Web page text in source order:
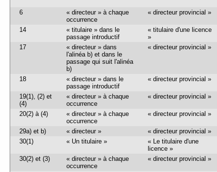
6
« directeur » à chaque
occurrence
« directeur provincial »
14
« titulaire » dans le
passage introductif
« titulaire d'une licence
»
17
« directeur » dans
l'alinéa b) et dans le
passage qui suit l'alinéa
b)
« directeur provincial »
18
« directeur » dans le
passage introductif
« directeur provincial »
19(1), (2) et
(4)
« directeur » à chaque
occurrence
« directeur provincial »
20(2) à (4)
« directeur » à chaque
occurrence
« directeur provincial »
29a) et b) « directeur »
« directeur provincial »
30(1)
« Un titulaire »
« Le titulaire d'une
licence »
30(2) et (3)
« directeur » à chaque
occurrence
« directeur provincial »